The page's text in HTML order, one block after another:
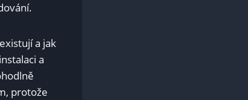
a ⁣jak
a
protože